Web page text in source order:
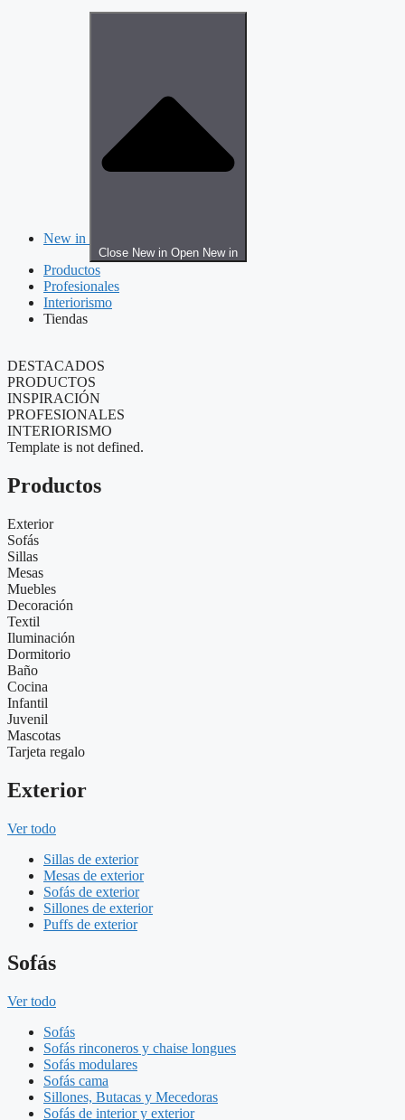
New in
Close New in Open New in
Productos
Profesionales
Interiorismo
Tiendas
DESTACADOS
PRODUCTOS
INSPIRACIÓN
PROFESIONALES
INTERIORISMO
Template is not defined.
Productos
Exterior
Sofás
Sillas
Mesas
Muebles
Decoración
Textil
Iluminación
Dormitorio
Baño
Cocina
Infantil
Juvenil
Mascotas
Tarjeta regalo
Exterior
Ver todo
Sillas de exterior
Mesas de exterior
Sofás de exterior
Sillones de exterior
Puffs de exterior
Sofás
Ver todo
Sofás
Sofás rinconeros y chaise longues
Sofás modulares
Sofás cama
Sillones, Butacas y Mecedoras
Sofás de interior y exterior